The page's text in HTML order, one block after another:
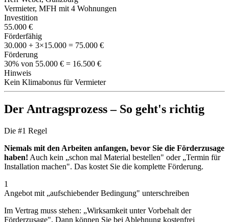
Vermieter, MFH mit 4 Wohnungen
Investition
55.000 €
Förderfähig
30.000 + 3×15.000 = 75.000 €
Förderung
30% von 55.000 € = 16.500 €
Hinweis
Kein Klimabonus für Vermieter
Der Antragsprozess – So geht's richtig
Die #1 Regel
Niemals mit den Arbeiten anfangen, bevor Sie die Förderzusage
haben! Auch kein „schon mal Material bestellen" oder „Termin für
Installation machen". Das kostet Sie die komplette Förderung.
1
Angebot mit „aufschiebender Bedingung" unterschreiben
Im Vertrag muss stehen: „Wirksamkeit unter Vorbehalt der
Förderzusage". Dann können Sie bei Ablehnung kostenfrei